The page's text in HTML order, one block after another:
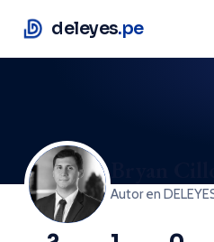
deleyes.pe
Bryan
Autor en